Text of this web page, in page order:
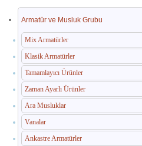
Dış Mekan Çöp Kovaları
Küllükler ve Sigara Atık Üniteleri
El Kurutma Makineleri
🔐 En Güvenilir Adres
Fotoselli Kağıt Havluluklar
Sabunluklar
Armatür ve Musluk Grubu
Mix Armatürler
Klasik Armatürler
Tamamlayıcı Ürünler
Zaman Ayarlı Ürünler
Ara Musluklar
Vanalar
Ankastre Armatürler